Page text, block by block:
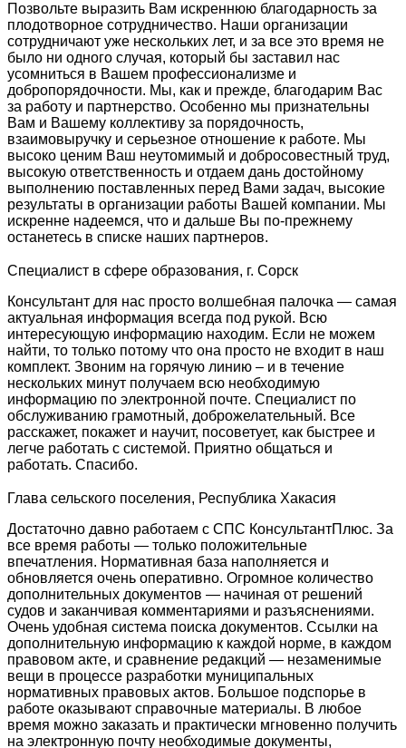
Позвольте выразить Вам искреннюю благодарность за
плодотворное сотрудничество. Наши организации
сотрудничают уже нескольких лет, и за все это время не
было ни одного случая, который бы заставил нас
усомниться в Вашем профессионализме и
добропорядочности. Мы, как и прежде, благодарим Вас
за работу и партнерство. Особенно мы признательны
Вам и Вашему коллективу за порядочность,
взаимовыручку и серьезное отношение к работе. Мы
высоко ценим Ваш неутомимый и добросовестный труд,
высокую ответственность и отдаем дань достойному
выполнению поставленных перед Вами задач, высокие
результаты в организации работы Вашей компании. Мы
искренне надеемся, что и дальше Вы по-прежнему
останетесь в списке наших партнеров.
Специалист в сфере образования, г. Сорск
Консультант для нас просто волшебная палочка — самая
актуальная информация всегда под рукой. Всю
интересующую информацию находим. Если не можем
найти, то только потому что она просто не входит в наш
комплект. Звоним на горячую линию – и в течение
нескольких минут получаем всю необходимую
информацию по электронной почте. Специалист по
обслуживанию грамотный, доброжелательный. Все
расскажет, покажет и научит, посоветует, как быстрее и
легче работать с системой. Приятно общаться и
работать. Спасибо.
Глава сельского поселения, Республика Хакасия
Достаточно давно работаем с СПС КонсультантПлюс. За
все время работы — только положительные
впечатления. Нормативная база наполняется и
обновляется очень оперативно. Огромное количество
дополнительных документов — начиная от решений
судов и заканчивая комментариями и разъяснениями.
Очень удобная система поиска документов. Ссылки на
дополнительную информацию к каждой норме, в каждом
правовом акте, и сравнение редакций — незаменимые
вещи в процессе разработки муниципальных
нормативных правовых актов. Большое подспорье в
работе оказывают справочные материалы. В любое
время можно заказать и практически мгновенно получить
на электронную почту необходимые документы,